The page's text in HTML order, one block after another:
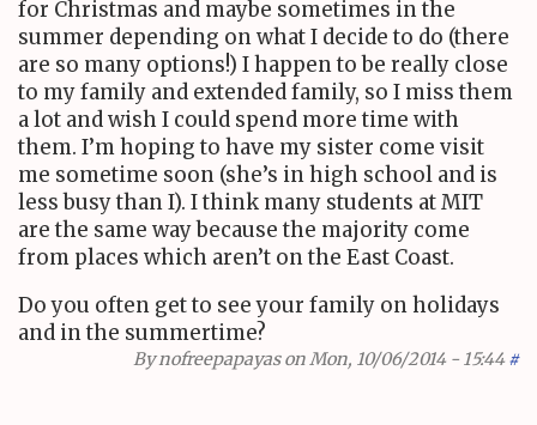
for Christmas and maybe sometimes in the
summer depending on what I decide to do (there
are so many options!) I happen to be really close
to my family and extended family, so I miss them
a lot and wish I could spend more time with
them. I’m hoping to have my sister come visit
me sometime soon (she’s in high school and is
less busy than I). I think many students atMIT
are the same way because the majority come
from places which aren’t on the East Coast.
Do you often get to see your family on holidays
and in the summertime?
Bynofreepapayason Mon, 10/06/2014 - 15:44 #